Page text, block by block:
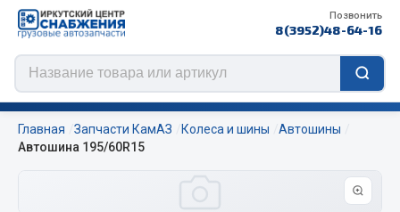
Позвонить
8(3952)48-64-16
Главная Запчасти КамАЗ Колеса и шины
Автошины
Автошина 195/60R15